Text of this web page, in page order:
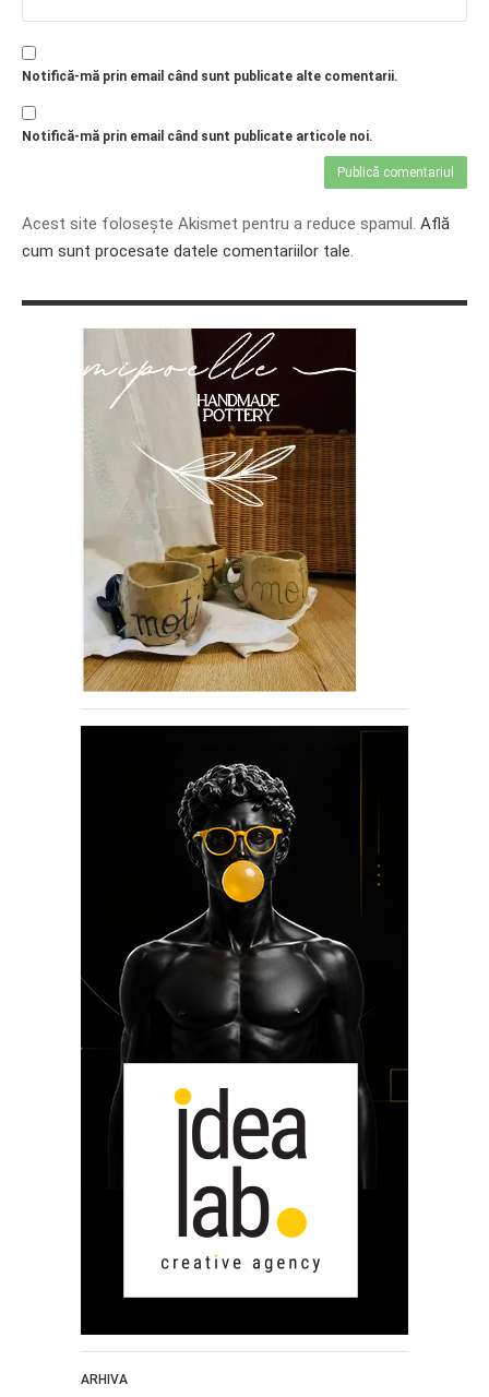
Notifică-mă prin email când sunt publicate alte comentarii.
Notifică-mă prin email când sunt publicate articole noi.
Acest site folosește Akismet pentru a reduce spamul. Află
cum sunt procesate datele comentariilor tale
ARHIVA